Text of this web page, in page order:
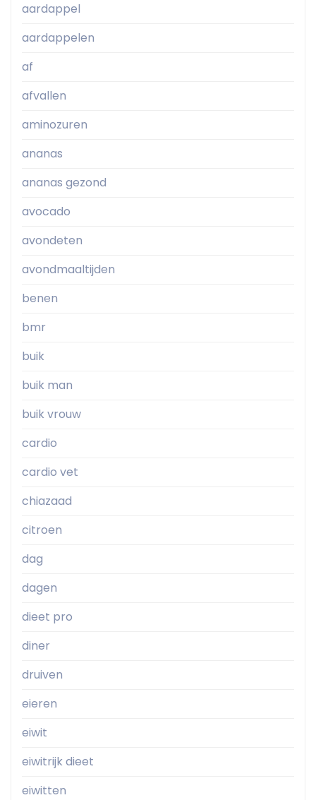
aardappel
aardappelen
af
afvallen
aminozuren
ananas
ananas gezond
avocado
avondeten
avondmaaltijden
benen
bmr
buik
buik man
buik vrouw
cardio
cardio vet
chiazaad
citroen
dag
dagen
dieet pro
diner
druiven
eieren
eiwit
eiwitrijk dieet
eiwitten